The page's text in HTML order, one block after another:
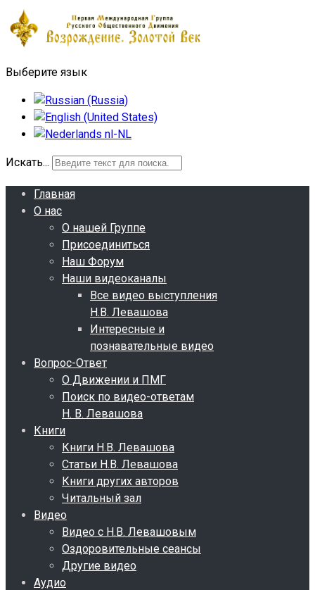
Выберите язык
Искать...
Главная
О нас
О нашей Группе
Присоединиться
Наш Форум
Наши видеоканалы
Все видео выступления
Н.В. Левашова
Интересные и
познавательные видео
Вопрос-Ответ
О Движении и ПМГ
Поиск по видео-ответам
Н. В. Левашова
Книги
Книги Н.В. Левашова
Статьи Н.В. Левашова
Книги других авторов
Читальный зал
Видео
Видео с Н.В. Левашовым
Оздоровительные сеансы
Другие видео
Аудио